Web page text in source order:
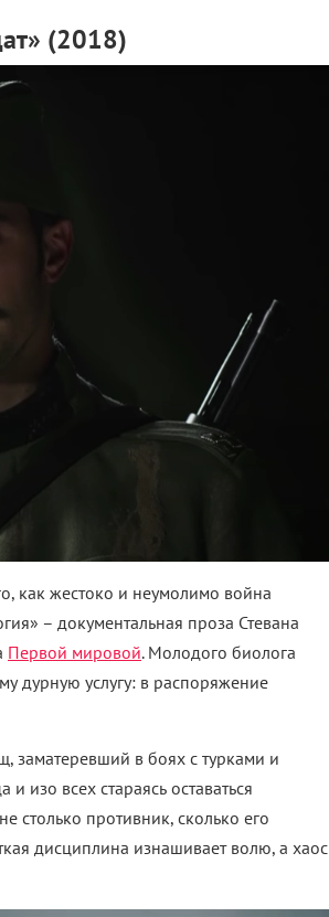
(2018)
как жестоко и неумолимо война
– документальная проза Стевана
Первой мировой. Молодого биолога
дурную услугу: в распоряжение
заматеревший в боях с турками и
изо всех стараясь оставаться
столько противник, сколько его
дисциплина изнашивает волю, а хаос